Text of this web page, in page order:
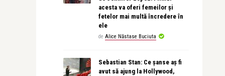
acesta va oferi femeilor și
fetelor mai multă încredere în
ele
de Alice Năstase Buciuta
Sebastian Stan: Ce șanse aș fi
avut să ajung la Hollywood,